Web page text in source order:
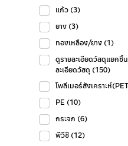
แก้ว (3)
ยาง (3)
ทองเหลือง/ยาง (1)
ดูรายละเอียดวัสดุแยกชิ้
ละเอียดวัสดุ (150)
โพลีเมอร์สังเคราะห์
PE (10)
กระจก (6)
พีวีซี (12)